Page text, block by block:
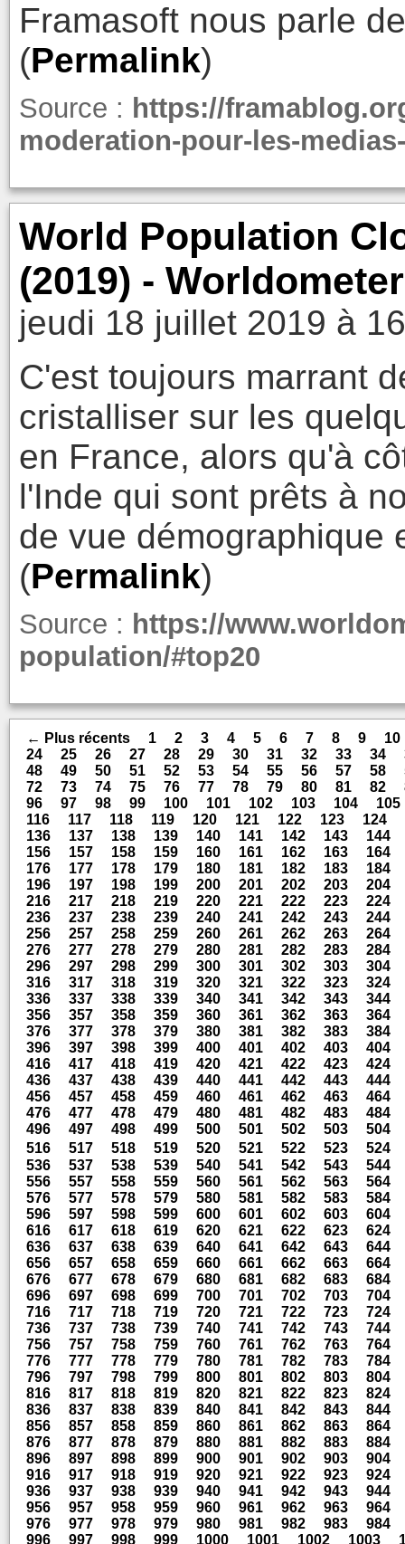
Framasoft nous parle
(Permalink)
Source : https://
moderation-pour-les-
World Population
(2019) -
jeudi 18 juillet 2019 à
C'est toujours marrant
cristalliser sur les
en France, alors qu'à
l'Inde qui sont prêts à
de vue démographique
(Permalink)
Source : https://
population/#top20
← Plus récents 1 2 3 4 5 6 7 8 9
10
24
25 26 27 28 29 30 31 32 33 34
48
49 50 51 52 53 54 55 56 57 58
72
73 74 75 76 77 78 79 80 81 82
96
97 98 99 100 101 102 103 104
105
116
117 118 119 120 121 122 123 124
136
137 138 139 140 141 142 143
144
156
157 158 159 160 161 162 163
164
176
177 178 179 180 181 182 183
184
196
197 198 199 200 201 202 203
204
216
217 218 219 220 221 222 223
224
236
237 238 239 240 241 242 243
244
256
257 258 259 260 261 262 263
264
276
277 278 279 280 281 282 283
284
296
297 298 299 300 301 302 303
304
316
317 318 319 320 321 322 323
324
336
337 338 339 340 341 342 343
344
356
357 358 359 360 361 362 363
364
376
377 378 379 380 381 382 383
384
396
397 398 399 400 401 402 403
404
416
417 418 419 420 421 422 423
424
436
437 438 439 440 441 442 443
444
456
457 458 459 460 461 462 463
464
476
477 478 479 480 481 482 483
484
496
497 498 499 500 501 502 503
504
516
517 518 519 520 521 522 523
524
536
537 538 539 540 541 542 543
544
556
557 558 559 560 561 562 563
564
576
577 578 579 580 581 582 583
584
596
597 598 599 600 601 602 603
604
616
617 618 619 620 621 622 623
624
636
637 638 639 640 641 642 643
644
656
657 658 659 660 661 662 663
664
676
677 678 679 680 681 682 683
684
696
697 698 699 700 701 702 703
704
716
717 718 719 720 721 722 723
724
736
737 738 739 740 741 742 743
744
756
757 758 759 760 761 762 763
764
776
777 778 779 780 781 782 783
784
796
797 798 799 800 801 802 803
804
816
817 818 819 820 821 822 823
824
836
837 838 839 840 841 842 843
844
856
857 858 859 860 861 862 863
864
876
877 878 879 880 881 882 883
884
896
897 898 899 900 901 902 903
904
916
917 918 919 920 921 922 923
924
936
937 938 939 940 941 942 943
944
956
957 958 959 960 961 962 963
964
976
977 978 979 980 981 982 983
984
996
997 998 999 1000 1001 1002 1003